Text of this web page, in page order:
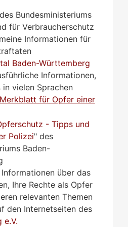
des Bundesministeriums
für Verbraucherschutz
Informationen für
Baden-Württemberg
Informationen,
vielen Sprachen
für Opfer einer
- Tipps und
Polizei" des
Baden-
über das
Ihre Rechte als Opfer
relevanten Themen
den Internetseiten des
e.V.